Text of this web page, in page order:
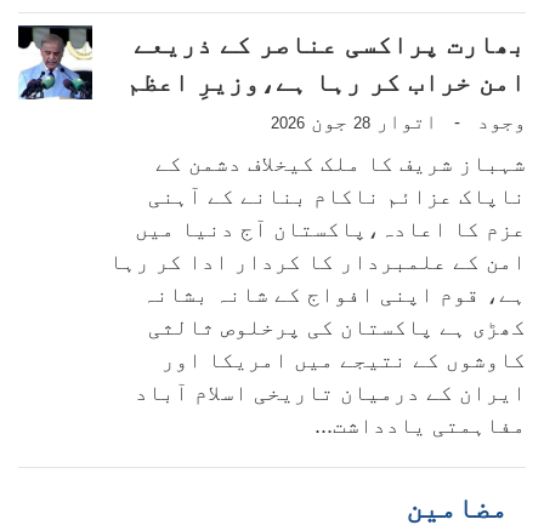
بھارت پراکسی عناصر کے ذریعے
امن خراب کر رہا ہے،وزیرِ اعظم
وجود - اتوار 28 جون 2026
شہباز شریف کا ملک کیخلاف دشمن کے
ناپاک عزائم ناکام بنانے کے آہنی
عزم کا اعادہ،پاکستان آج دنیا میں
امن کے علمبردار کا کردار ادا کر رہا
ہے، قوم اپنی افواج کے شانہ بشانہ
کھڑی ہے پاکستان کی پرخلوص ثالثی
کاوشوں کے نتیجے میں امریکا اور
ایران کے درمیان تاریخی اسلام آباد
مفاہمتی یادداشت...
مضامین